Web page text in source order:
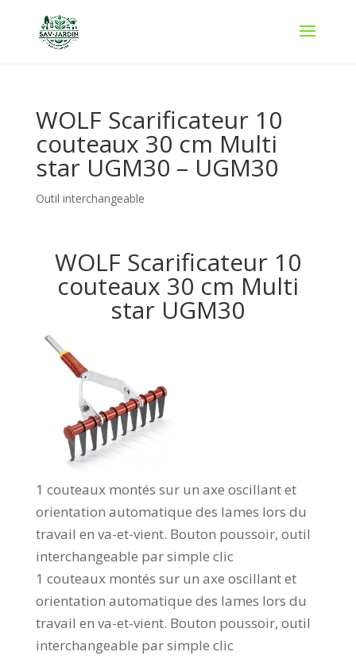
WOLF Scarificateur 10
couteaux 30 cm Multi
star UGM30 – UGM30
Outil interchangeable
WOLF Scarificateur 10
couteaux 30 cm Multi
star UGM30
1 couteaux montés sur un axe oscillant et
orientation automatique des lames lors du
travail en va-et-vient. Bouton poussoir, outil
interchangeable par simple clic
1 couteaux montés sur un axe oscillant et
orientation automatique des lames lors du
travail en va-et-vient. Bouton poussoir, outil
interchangeable par simple clic